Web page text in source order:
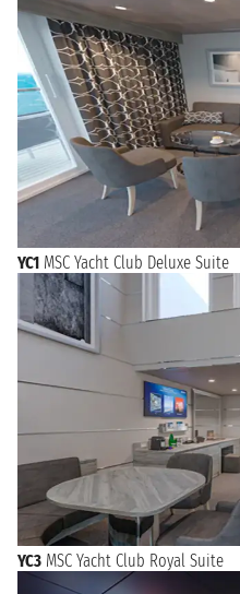
YC1 MSC Yacht Club Deluxe Suite
YC3 MSC Yacht Club Royal Suite